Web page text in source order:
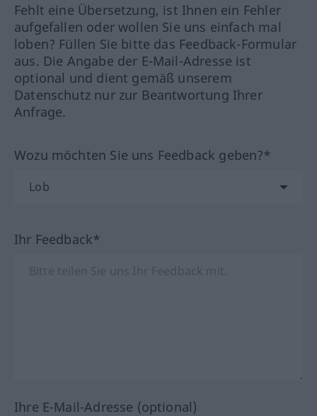
Fehlt eine Übersetzung, ist Ihnen ein Fehler
aufgefallen oder wollen Sie uns einfach mal
loben? Füllen Sie bitte das Feedback-Formular
aus. Die Angabe der E-Mail-Adresse ist
optional und dient gemäß unserem
Datenschutz nur zur Beantwortung Ihrer
Anfrage.
Wozu möchten Sie uns Feedback geben?*
Ihr Feedback*
Ihre E-Mail-Adresse (optional)